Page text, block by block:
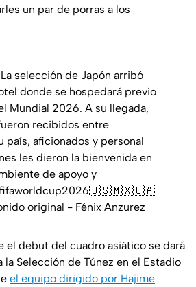
un par de porras a los
La selección de Japón arribó
donde se hospedará previo
Mundial 2026. A su llegada,
recibidos entre
país, aficionados y personal
les dieron la bienvenida en
de apoyo y
original - Fénix Anzurez
el debut del cuadro asiático se dará
Selección de Túnez en el Estadio
el equipo dirigido por Hajime